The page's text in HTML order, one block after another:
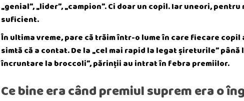
„genial”, „lider”, „campion”. Ci doar un copil. Iar uneori,
suficient.
În ultima vreme, pare că trăim într-o lume în care fiecare copil
simtă că a contat. De la „cel mai rapid la legat șireturile” până
încruntare la broccoli”, părinții au intrat în febra premiilor.
Ce bine era când premiul suprem era o